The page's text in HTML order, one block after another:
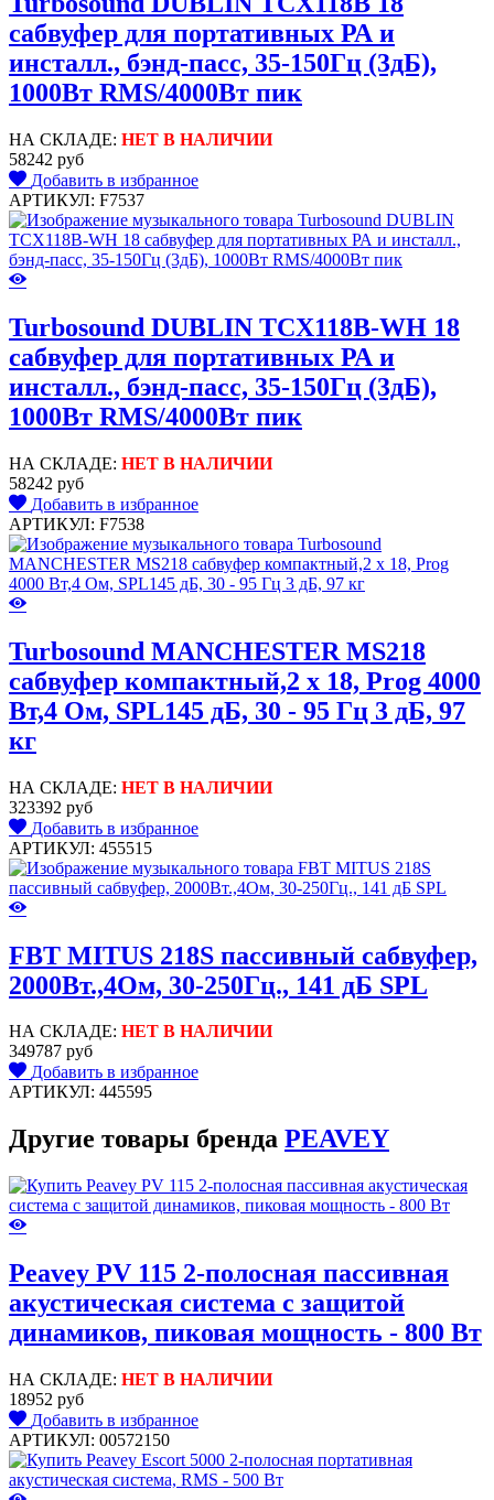
сабвуфер для портативных РА и
инсталл., бэнд-пасс, 35-150Гц (3дБ),
1000Вт RMS/4000Вт пик
НА СКЛАДЕ: НЕТ В НАЛИЧИИ
58242 руб
Добавить в избранное
АРТИКУЛ: F7537
Turbosound DUBLIN TCX118B-WH 18
сабвуфер для портативных РА и
инсталл., бэнд-пасс, 35-150Гц (3дБ),
1000Вт RMS/4000Вт пик
НА СКЛАДЕ: НЕТ В НАЛИЧИИ
58242 руб
Добавить в избранное
АРТИКУЛ: F7538
Turbosound MANCHESTER MS218
сабвуфер компактный,2 х 18, Prog 4000
Вт,4 Ом, SPL145 дБ, 30 - 95 Гц 3 дБ, 97
кг
НА СКЛАДЕ: НЕТ В НАЛИЧИИ
323392 руб
Добавить в избранное
АРТИКУЛ: 455515
FBT MITUS 218S пассивный сабвуфер,
2000Вт.,4Ом, 30-250Гц., 141 дБ SPL
НА СКЛАДЕ: НЕТ В НАЛИЧИИ
349787 руб
Добавить в избранное
АРТИКУЛ: 445595
Другие товары бренда PEAVEY
Peavey PV 115 2-полосная пассивная
акустическая система с защитой
динамиков, пиковая мощность - 800 Вт
НА СКЛАДЕ: НЕТ В НАЛИЧИИ
18952 руб
Добавить в избранное
АРТИКУЛ: 00572150